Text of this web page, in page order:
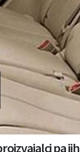
pa jih